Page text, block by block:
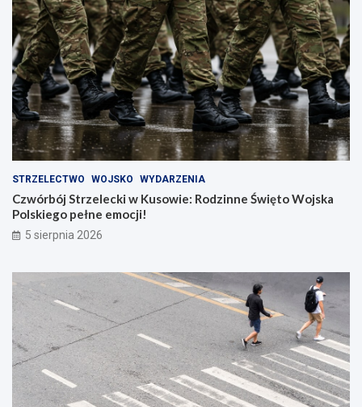
STRZELECTWO WOJSKO WYDARZENIA
Czwórbój Strzelecki w Kusowie: Rodzinne Święto Wojska
Polskiego pełne emocji!
5 sierpnia 2026